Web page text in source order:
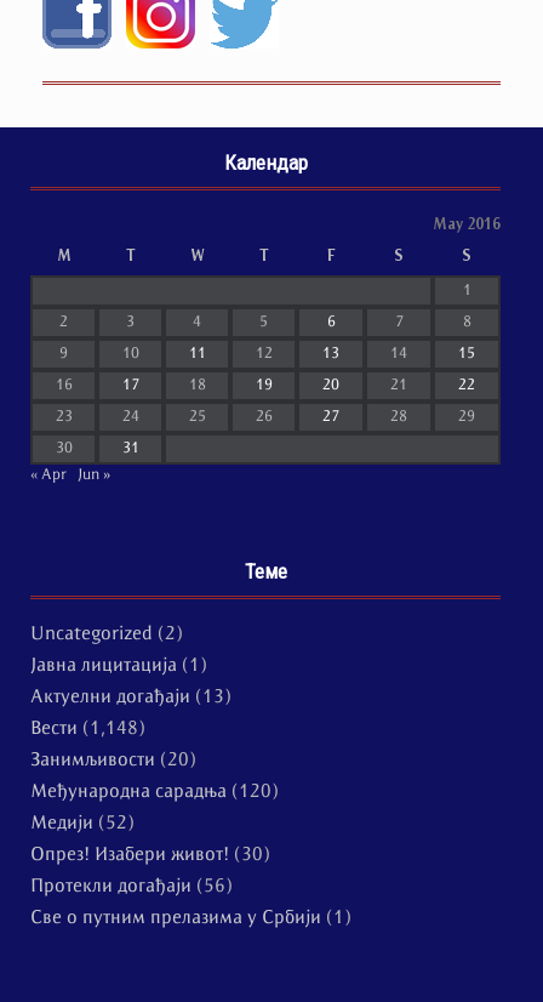
Календар
May 2016
M T W T F S S
1
2 3 4 5 6 7 8
9 10 11 12 13 14 15
16 17 18 19 20 21 22
23 24 25 26 27 28 29
30
31
« Apr
Jun »
Теме
Uncategorized (2)
Јавна лицитација (1)
Актуелни догађаји (13)
Вести (1,148)
Занимљивости (20)
Међународна сарадња (120)
Медији (52)
Опрез! Изабери живот! (30)
Протекли догађаји (56)
Све о путним прелазима у Србији (1)